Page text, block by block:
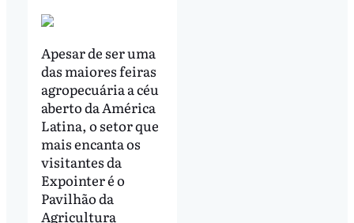
Apesar de ser uma
das maiores feiras
agropecuária a céu
aberto da América
Latina, o setor que
mais encanta os
visitantes da
Expointer é o
Pavilhão da
Agricultura